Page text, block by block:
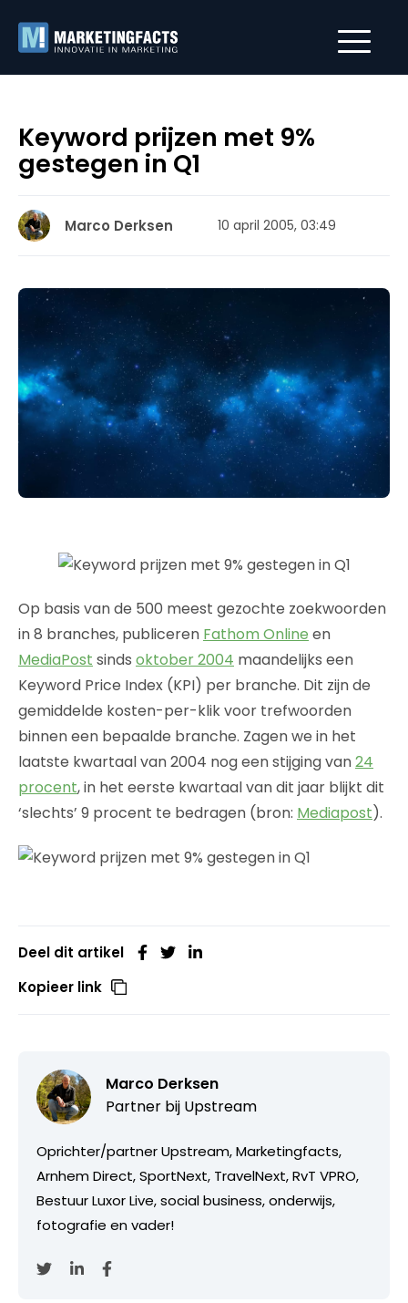
Keyword prijzen met 9%
gestegen in Q1
Marco Derksen 10 april 2005, 03:49
Op basis van de 500 meest gezochte zoekwoorden
in 8 branches, publiceren Fathom Online en
MediaPost sinds oktober 2004 maandelijks een
Keyword Price Index (KPI) per branche. Dit zijn de
gemiddelde kosten-per-klik voor trefwoorden
binnen een bepaalde branche. Zagen we in het
laatste kwartaal van 2004 nog een stijging van24
procent, in het eerste kwartaal van dit jaar blijkt dit
‘slechts’ 9 procent te bedragen (bron: Mediapost).
Deel dit artikel
Kopieer link
Marco Derksen
Partner bij Upstream
Oprichter/partner Upstream, Marketingfacts,
Arnhem Direct, SportNext, TravelNext, RvT VPRO,
Bestuur Luxor Live, social business, onderwijs,
fotografie en vader!